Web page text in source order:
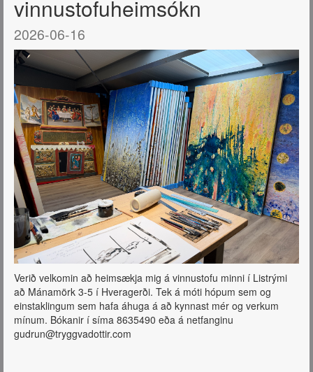
vinnustofuheimsókn
2026-06-16
Verið velkomin að heimsækja mig á vinnustofu minni í Listrými
að Mánamörk 3-5 í Hveragerði. Tek á móti hópum sem og
einstaklingum sem hafa áhuga á að kynnast mér og verkum
mínum. Bókanir í síma 8635490 eða á netfanginu
gudrun@tryggvadottir.com